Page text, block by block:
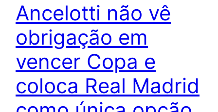
Ancelotti não vê
obrigação em
vencer Copa e
coloca Real Madrid